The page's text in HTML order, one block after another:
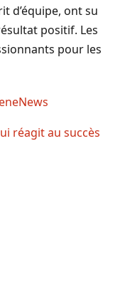
d’équipe, ont su
positif. Les
pour les
réagit au succès